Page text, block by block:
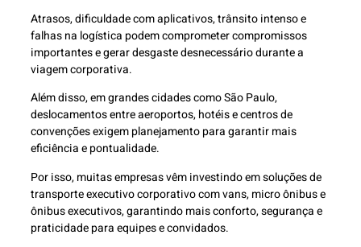
Atrasos, dificuldade com aplicativos, trânsito intenso e
falhas na logística podem comprometer compromissos
importantes e gerar desgaste desnecessário durante a
viagem corporativa.
Além disso, em grandes cidades como São Paulo,
deslocamentos entre aeroportos, hotéis e centros de
convenções exigem planejamento para garantir mais
eficiência e pontualidade.
Por isso, muitas empresas vêm investindo em soluções de
transporte executivo corporativo com vans, micro ônibus e
ônibus executivos, garantindo mais conforto, segurança e
praticidade para equipes e convidados.